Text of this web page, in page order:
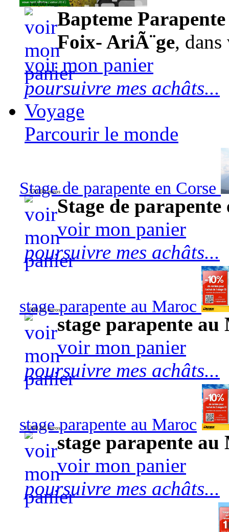
140,00 euros
Bapteme
Foix- AriÃ¨ge,
voir mon panier
poursuivre mes achâts...
Voyage
Parcourir le monde
Stage de parapente en Corse
570,00 euros
Stage de
voir mon panier
poursuivre mes achâts...
stage parapente au Maroc
690,00 euros
stage parapente
voir mon panier
poursuivre mes achâts...
stage parapente au Maroc
1 240,00 euros
stage parapente au
voir mon panier
poursuivre mes achâts...